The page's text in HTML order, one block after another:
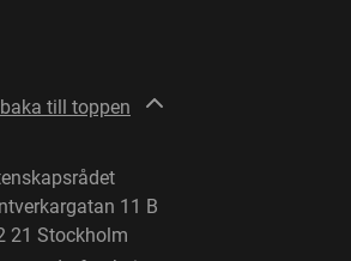
till toppen
11 B
21 Stockholm